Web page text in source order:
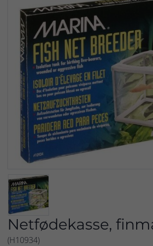
Netfødekasse,
(H10934)